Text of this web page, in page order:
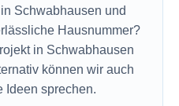
Schwabhausen und
Hausnummer?
in Schwabhausen
können wir auch
Ideen sprechen.